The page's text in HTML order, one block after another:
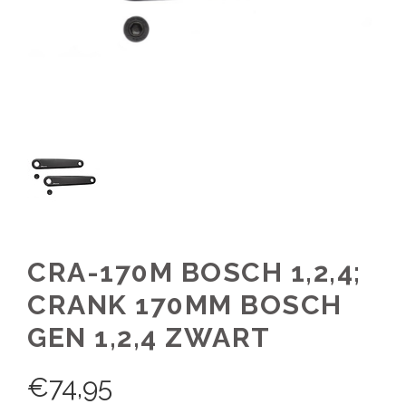
CRA-170M BOSCH 1,2,4;
CRANK 170MM BOSCH
GEN 1,2,4 ZWART
€74,95